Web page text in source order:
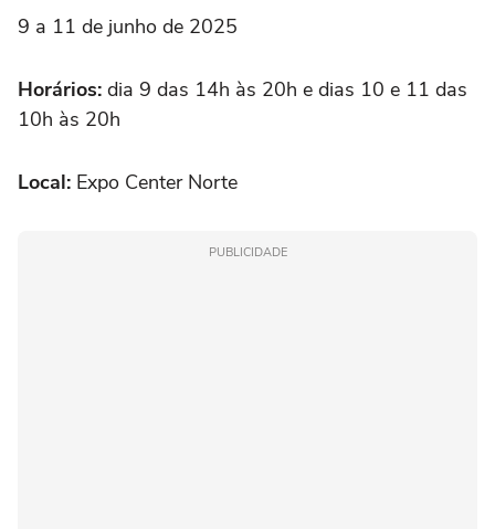
9 a 11 de junho de 2025
Horários: dia 9 das 14h às 20h e dias 10 e 11 das
10h às 20h
Local: Expo Center Norte
PUBLICIDADE